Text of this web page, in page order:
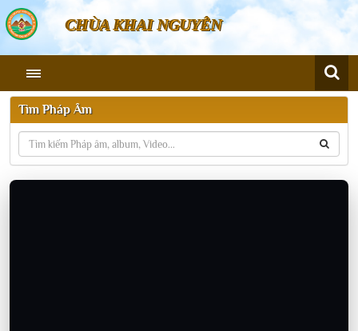
CHÙA KHAI NGUYÊN
Tìm Pháp Âm